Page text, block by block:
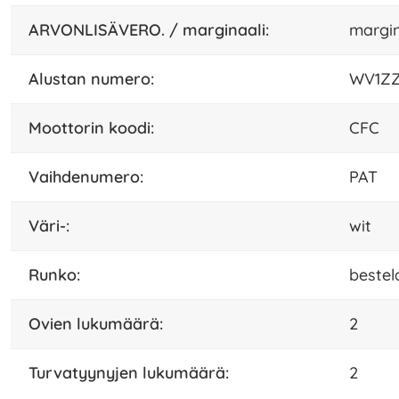
ARVONLISÄVERO. / marginaali:
alustan numero:
moottorin koodi: CFC
vaihdenumero: PAT
väri-: wit
runko:
ovien lukumäärä: 2
turvatyynyjen lukumäärä: 2